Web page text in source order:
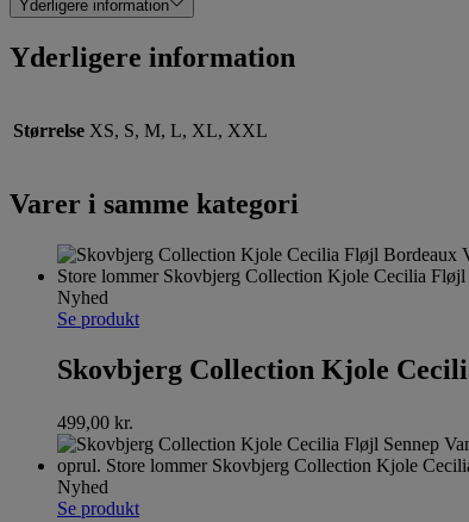
Yderligere information
Yderligere information
Størrelse XS, S, M, L, XL, XXL
Varer i samme kategori
Nyhed
Se produkt
Skovbjerg Collection Kjole
499,00 kr.
Nyhed
Se produkt